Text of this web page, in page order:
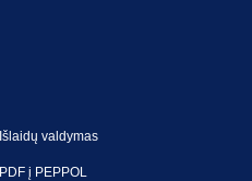
Išlaidų valdymas
PDF į PEPPOL